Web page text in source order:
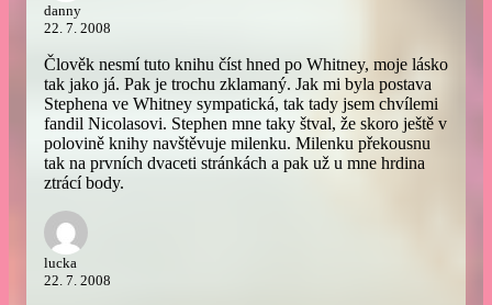
danny
22. 7. 2008
Člověk nesmí tuto knihu číst hned po Whitney, moje lásko
tak jako já. Pak je trochu zklamaný. Jak mi byla postava
Stephena ve Whitney sympatická, tak tady jsem chvílemi
fandil Nicolasovi. Stephen mne taky štval, že skoro ještě v
polovině knihy navštěvuje milenku. Milenku překousnu
tak na prvních dvaceti stránkách a pak už u mne hrdina
ztrácí body.
lucka
22. 7. 2008